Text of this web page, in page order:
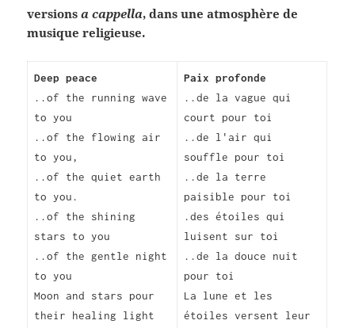
versionsa cappella, dans une atmosphère de
musique religieuse.
Deep peace
..of the running wave
to you
..of the flowing air
to you,
..of the quiet earth
to you.
..of the shining
stars to you
..of the gentle night
to you
Moon and stars pour
their healing light
Paix profonde
..de la vague qui
court pour toi
..de l'air qui
souffle pour toi
..de la terre
paisible pour toi
.des étoiles qui
luisent sur toi
..de la douce nuit
pour toi
La lune et les
étoiles versent leur